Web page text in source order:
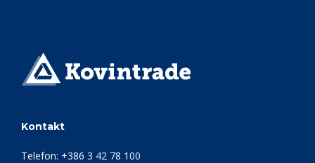
Kontakt
Telefon: +386 3 42 78 100